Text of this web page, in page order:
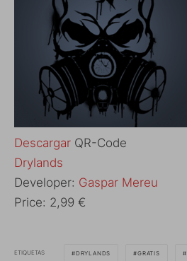
Descargar QR-Code
‎Drylands
Developer: Gaspar Mereu
Price: 2,99 €
ETIQUETAS DRYLANDS GRATIS